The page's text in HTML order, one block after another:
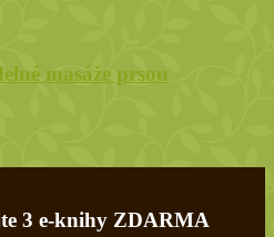
masáže prsou
3 e-knihy ZDARMA